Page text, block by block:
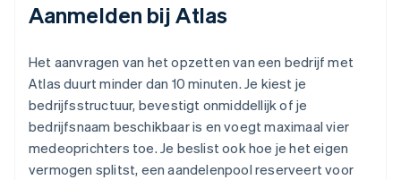
Aanmelden bij Atlas
Het aanvragen van het opzetten van een bedrijf met
Atlas duurt minder dan 10 minuten. Je kiest je
bedrijfsstructuur, bevestigt onmiddellijk of je
bedrijfsnaam beschikbaar is en voegt maximaal vier
medeoprichters toe. Je beslist ook hoe je het eigen
vermogen splitst, een aandelenpool reserveert voor